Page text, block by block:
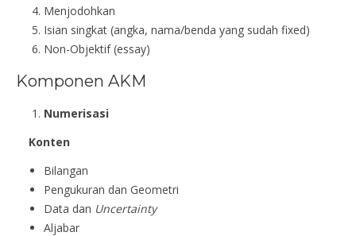
Menjodohkan
Isian singkat (angka, nama/benda yang sudah fixed)
Non-Objektif (essay)
Komponen AKM
Numerisasi
Konten
Bilangan
Pengukuran dan Geometri
Data dan Uncertainty
Aljabar